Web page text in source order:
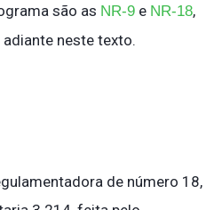
são as NR-9 e NR-18,
neste texto.
de número 18,